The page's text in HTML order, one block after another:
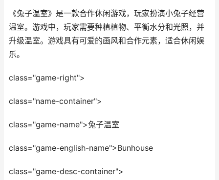
《兔子温室》是一款合作休闲游戏，玩家扮演小兔子经营
温室。游戏中，玩家需要种植植物、平衡水分和光照，并
升级温室。游戏具有可爱的画风和合作元素，适合休闲娱
乐。
class="game-right">
class="name-container">
class="game-name">兔子温室
class="game-english-name">Bunhouse
class="game-desc-container">